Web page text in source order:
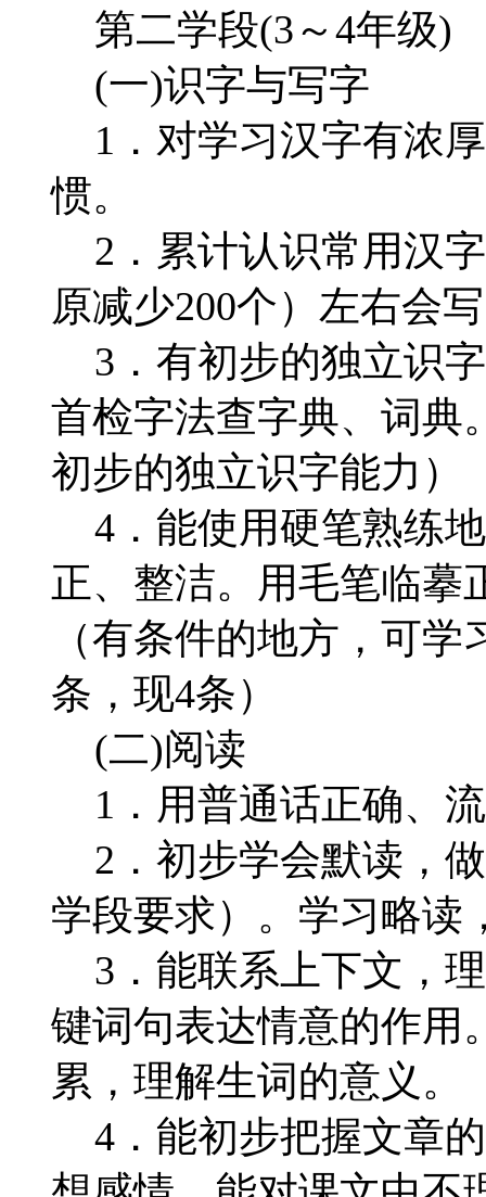
第二学段(3～4年级)
(一)识字与写字
1．对学习汉字有浓
惯。
2．累计认识常用汉字
原减少200个）左右会
3．有初步的独立识
首检字法查字典、词典
初步的独立识字能力）
4．能使用硬笔熟练
正、整洁。用毛笔临摹
（有条件的地方，可
条，现4条）
(二)阅读
1．用普通话正确、
2．初步学会默读，
学段要求）。学习略读
3．能联系上下文，
键词句表达情意的作用
累，理解生词的意义。
4．能初步把握文章